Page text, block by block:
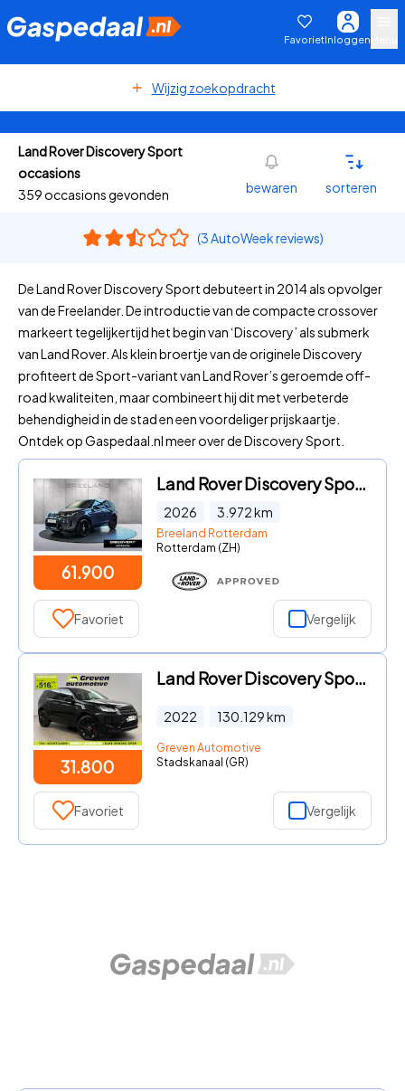
FavorietInloggen
Wijzig zoekopdracht
Land Rover Discovery Sport
occasions
359 occasions gevonden
bewaren sorteren
(3 AutoWeek reviews)
De Land Rover Discovery Sport debuteert in 2014 als opvolger
van de Freelander. De introductie van de compacte crossover
markeert tegelijkertijd het begin van ‘Discovery’ als submerk
van Land Rover. Als klein broertje van de originele Discovery
profiteert de Sport-variant van Land Rover’s geroemde off-
road kwaliteiten, maar combineert hij dit met verbeterde
behendigheid in de stad en een voordeliger prijskaartje.
Ontdek op Gaspedaal.nl meer over de Discovery Sport.
61.900
Land Rover Discovery Sport - P270e Landmark Edition | Cold Climate Pack | Panoramadak | 2
2026 3.972km
Breeland Rotterdam
Rotterdam (ZH)
Favoriet Vergelijk
31.800
Land Rover Discovery Sport - 1.5 P300e 4X4 R-Dynamic S Black Edition | Pano | Virtual | C
2022 130.129km
Greven Automotive
Stadskanaal (GR)
Favoriet Vergelijk